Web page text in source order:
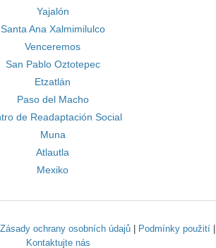
Yajalón
Santa Ana Xalmimilulco
Venceremos
San Pablo Oztotepec
Etzatlán
Paso del Macho
de Readaptación Social
Muna
Atlautla
Mexiko
Zásady ochrany osobních údajů| Podmínky použití|
Kontaktujte nás